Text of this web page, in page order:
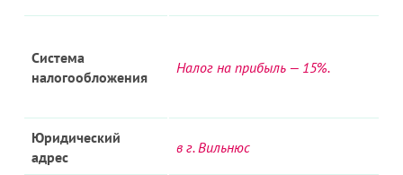
Система
налогообложения
Налог на прибыль — 15%.
Юридический
адрес
в г. Вильнюс